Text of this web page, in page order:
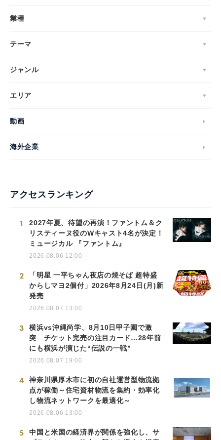
業種
テーマ
ジャンル
エリア
動画
海外企業
アクセスランキング
1
2027年夏、待望の再演！ファントム＆ク
リスティーヌ役のWキャスト4名が決定！
ミュージカル 『ファントム』
2026.08.06 12:00
2
「明星 一平ちゃん夜店の焼そば 超特盛
からしマヨ2個付」2026年8月24日(月)新
発売
2026.08.07 13:00
3
横浜vs沖縄尚学、8月10日甲子園で激
突 チケット完売の注目カード…28年前
にも横浜が演じた“伝説の一戦”
2026.08.07 19:00
4
神奈川県厚木市に初の自社運営型物流拠
点が稼働～住宅資材物流を集約・効率化
し物流ネットワークを最適化～
2026.08.06 13:00
5
中国と米国の経済界が関係を強化し、サ